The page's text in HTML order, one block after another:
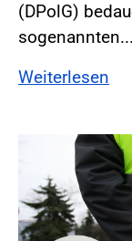
(DPolG)
sogenannten...
Weiterlesen